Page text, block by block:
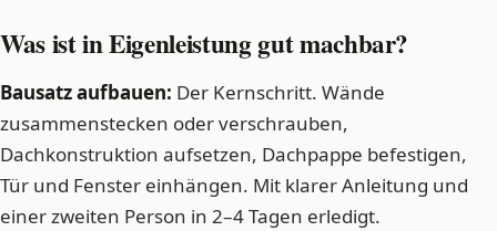
Was ist in Eigenleistung gut machbar?
Bausatz aufbauen: Der Kernschritt. Wände
zusammenstecken oder verschrauben,
Dachkonstruktion aufsetzen, Dachpappe befestigen,
Tür und Fenster einhängen. Mit klarer Anleitung und
einer zweiten Person in 2–4 Tagen erledigt.